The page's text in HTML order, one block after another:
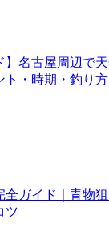
】名古屋周辺で
ト・時期・釣り
ガイド｜青物
ツ